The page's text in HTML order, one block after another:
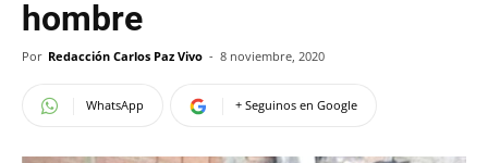
hombre
Por Redacción Carlos Paz Vivo - 8 noviembre, 2020
WhatsApp + Seguinos en Google